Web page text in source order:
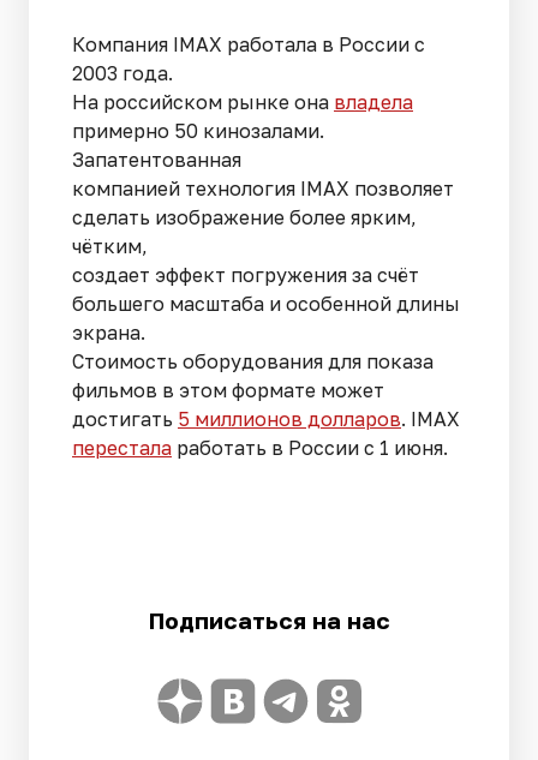
Компания IMAX работала в России с
2003 года.
На российском рынке она владела
примерно 50 кинозалами.
Запатентованная
компанией технология IMAX позволяет
сделать изображение более ярким,
чётким,
создает эффект погружения за счёт
большего масштаба и особенной длины
экрана.
Стоимость оборудования для показа
фильмов в этом формате может
достигать 5 миллионов долларов. IMAX
перестала работать в России с 1 июня.
Подписаться на нас